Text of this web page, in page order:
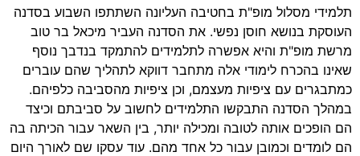
תלמידי מסלול מופ"ת בחטיבה העליונה השתתפו השבוע בסדנה
העוסקת בנושא חוסן נפשי. את הסדנה העביר מיכאל בר טוב
מרשת מופ"ת והיא אפשרה לתלמידים להתמקד בנדבך נוסף
שאינו בהכרח לימודי אלה מתחבר דווקא לתהליך שהם עוברים
כמתבגרים עם ציפיות מעצמם, וכן ציפיות מהסביבה כלפיהם.
במהלך הסדנה התבקשו התלמידים לחשוב על סביבתם וכיצד
הם הופכים אותה לטובה ומכילה יותר, בין השאר עבור הכיתה בה
הם לומדים וכמובן עבור כל אחד מהם. עוד עסקו שם לאורך היום